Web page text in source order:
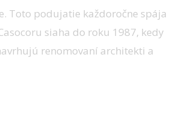
Toto podujatie každoročne spája
siaha do roku 1987, kedy
renomovaní architekti a